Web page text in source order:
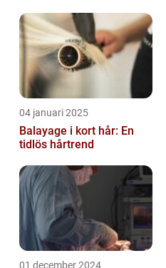
04 januari 2025
Balayage i kort hår: En
tidlös hårtrend
01 december 2024